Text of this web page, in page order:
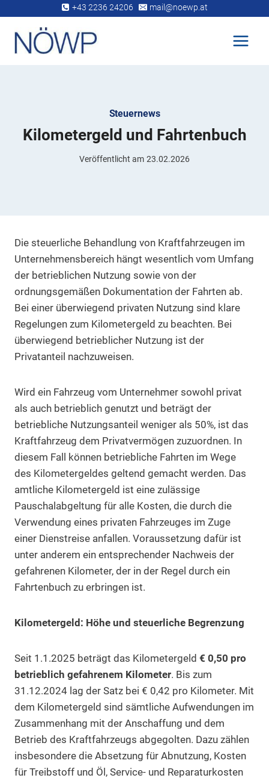
springen
+43 2236 24206 mail@noewp.at
Steuernews
Kilometergeld und Fahrtenbuch
Veröffentlicht am 23.02.2026
Die steuerliche Behandlung von Kraftfahrzeugen im
Unternehmensbereich hängt wesentlich vom Umfang
der betrieblichen Nutzung sowie von der
ordnungsgemäßen Dokumentation der Fahrten ab.
Bei einer überwiegend privaten Nutzung sind klare
Regelungen zum Kilometergeld zu beachten. Bei
überwiegend betrieblicher Nutzung ist der
Privatanteil nachzuweisen.
Wird ein Fahrzeug vom Unternehmer sowohl privat
als auch betrieblich genutzt und beträgt der
betriebliche Nutzungsanteil weniger als 50%, ist das
Kraftfahrzeug dem Privatvermögen zuzuordnen. In
diesem Fall können betriebliche Fahrten im Wege
des Kilometergeldes geltend gemacht werden. Das
amtliche Kilometergeld ist eine zulässige
Pauschalabgeltung für alle Kosten, die durch die
Verwendung eines privaten Fahrzeuges im Zuge
einer Dienstreise anfallen. Voraussetzung dafür ist
unter anderem ein entsprechender Nachweis der
gefahrenen Kilometer, der in der Regel durch ein
Fahrtenbuch zu erbringen ist.
Kilometergeld: Höhe und steuerliche Begrenzung
Seit 1.1.2025 beträgt das Kilometergeld € 0,50 pro
betrieblich gefahrenem Kilometer. Bis zum
31.12.2024 lag der Satz bei € 0,42 pro Kilometer. Mit
dem Kilometergeld sind sämtliche Aufwendungen im
Zusammenhang mit der Anschaffung und dem
Betrieb des Kraftfahrzeugs abgegolten. Dazu zählen
insbesondere die Absetzung für Abnutzung, Kosten
für Treibstoff und Öl, Service- und Reparaturkosten